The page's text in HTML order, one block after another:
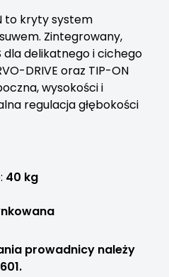
to kryty system
Zintegrowany,
delikatnego i cichego
DRIVE oraz TIP-ON
wysokości i
regulacja głębokości
40 kg
prowadnicy należy